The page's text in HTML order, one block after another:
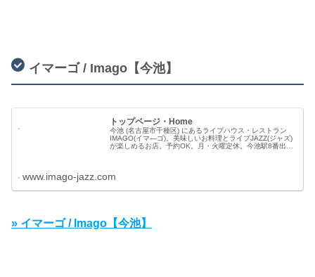
イマーゴ / Imago【今池】
トップページ・Home
今池 (名古屋市千種区) にあるライブハウス・レストラン
IMAGO(イマ―ゴ)。美味しいお料理とライブJAZZ(ジャズ)
が楽しめるお店。予約OK。月・火曜定休。今池駅8番出口
www.imago-jazz.com
» イマーゴ / Imago【今池】